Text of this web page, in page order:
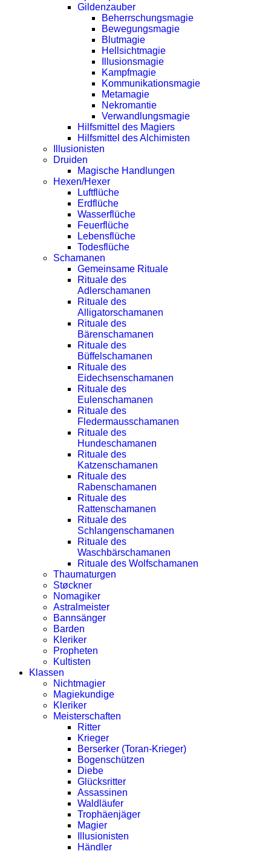
Gildenzauber
Beherrschungsmagie
Bewegungsmagie
Blutmagie
Hellsichtmagie
Illusionsmagie
Kampfmagie
Kommunikationsmagie
Metamagie
Nekromantie
Verwandlungsmagie
Hilfsmittel des Magiers
Hilfsmittel des Alchimisten
Illusionisten
Druiden
Magische Handlungen
Hexen/Hexer
Luftflüche
Erdflüche
Wasserflüche
Feuerflüche
Lebensflüche
Todesflüche
Schamanen
Gemeinsame Rituale
Rituale des
Adlerschamanen
Rituale des
Alligatorschamanen
Rituale des
Bärenschamanen
Rituale des
Büffelschamanen
Rituale des
Eidechsenschamanen
Rituale des
Eulenschamanen
Rituale des
Fledermausschamanen
Rituale des
Hundeschamanen
Rituale des
Katzenschamanen
Rituale des
Rabenschamanen
Rituale des
Rattenschamanen
Rituale des
Schlangenschamanen
Rituale des
Waschbärschamanen
Rituale des Wolfschamanen
Thaumaturgen
Støckner
Nomagiker
Astralmeister
Bannsänger
Barden
Kleriker
Propheten
Kultisten
Klassen
Nichtmagier
Magiekundige
Kleriker
Meisterschaften
Ritter
Krieger
Berserker (Toran-Krieger)
Bogenschützen
Diebe
Glücksritter
Assassinen
Waldläufer
Trophäenjäger
Magier
Illusionisten
Händler